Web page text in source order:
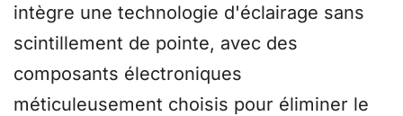
intègre une technologie d'éclairage sans
scintillement de pointe, avec des
composants électroniques
méticuleusement choisis pour éliminer le